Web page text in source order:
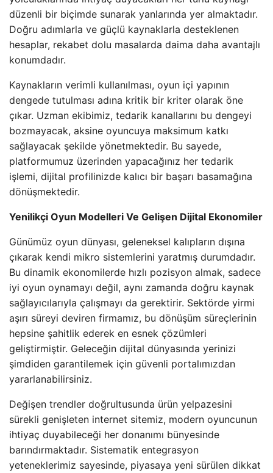
düzenli bir biçimde sunarak yanlarında yer almaktadır.
Doğru adımlarla ve güçlü kaynaklarla desteklenen
hesaplar, rekabet dolu masalarda daima daha avantajlı
konumdadır.
Kaynakların verimli kullanılması, oyun içi yapının
dengede tutulması adına kritik bir kriter olarak öne
çıkar. Uzman ekibimiz, tedarik kanallarını bu dengeyi
bozmayacak, aksine oyuncuya maksimum katkı
sağlayacak şekilde yönetmektedir. Bu sayede,
platformumuz üzerinden yapacağınız her tedarik
işlemi, dijital profilinizde kalıcı bir başarı basamağına
dönüşmektedir.
Yenilikçi Oyun Modelleri Ve Gelişen Dijital Ekonomiler
Günümüz oyun dünyası, geleneksel kalıpların dışına
çıkarak kendi mikro sistemlerini yaratmış durumdadır.
Bu dinamik ekonomilerde hızlı pozisyon almak, sadece
iyi oyun oynamayı değil, aynı zamanda doğru kaynak
sağlayıcılarıyla çalışmayı da gerektirir. Sektörde yirmi
aşırı süreyi deviren firmamız, bu dönüşüm süreçlerinin
hepsine şahitlik ederek en esnek çözümleri
geliştirmiştir. Geleceğin dijital dünyasında yerinizi
şimdiden garantilemek için güvenli portalımızdan
yararlanabilirsiniz.
Değişen trendler doğrultusunda ürün yelpazesini
sürekli genişleten internet sitemiz, modern oyuncunun
ihtiyaç duyabileceği her donanımı bünyesinde
barındırmaktadır. Sistematik entegrasyon
yeteneklerimiz sayesinde, piyasaya yeni sürülen dikkat